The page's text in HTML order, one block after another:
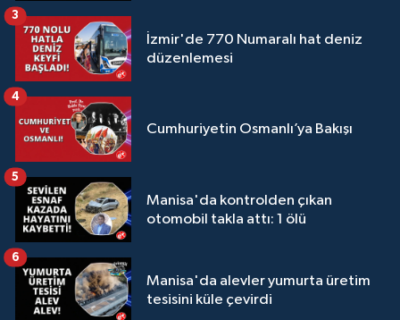
İzmir'de 770 Numaralı hat deniz
düzenlemesi
3
Cumhuriyetin Osmanlı’ya Bakışı
4
Manisa'da kontrolden çıkan
otomobil takla attı: 1 ölü
5
Manisa'da alevler yumurta üretim
tesisini küle çevirdi
6